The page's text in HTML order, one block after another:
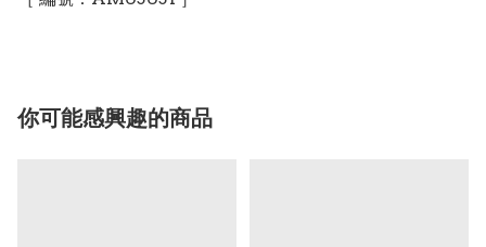
你可能感興趣的商品